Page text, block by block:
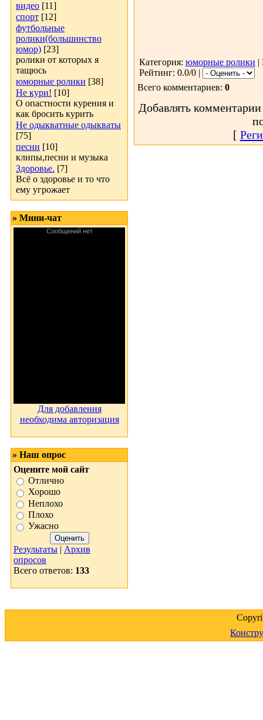
видео [11]
спорт [12]
футбольные
ролики(большинство
юмор) [23]
ролики от которых я
тащюсь
юморные ролики [38]
Не кури! [10]
О опастности курения и
как бросить курить
Не одыкватные одыкваты
[75]
песни [10]
клипы,песни и музыка
Здоровье. [7]
Всё о здоровье и то что
ему угрожает
» Мини-чат
Для добавления
необходима авторизация
» Наш опрос
Оцените мой сайт
Отлично
Хорошо
Неплохо
Плохо
Ужасно
Результаты | Архив
опросов
Всего ответов: 133
Категория: юморные ролики |
Рейтинг: 0.0/0 |
Всего комментариев: 0
Добавлять
[